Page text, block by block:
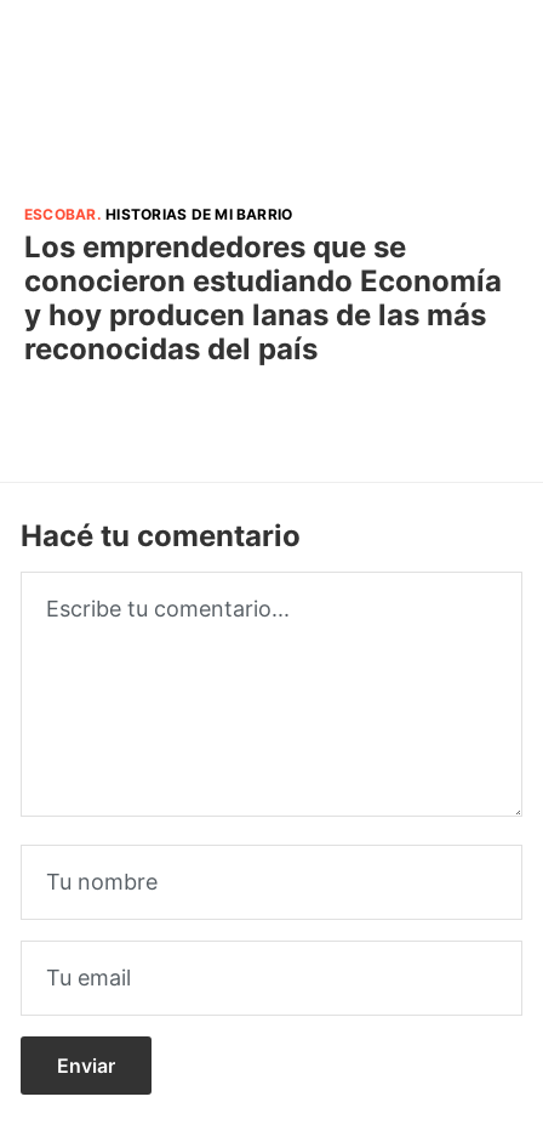
ESCOBAR.HISTORIAS DE MI BARRIO
Los emprendedores que se
conocieron estudiando Economía
y hoy producen lanas de las más
reconocidas del país
Hacé tu comentario